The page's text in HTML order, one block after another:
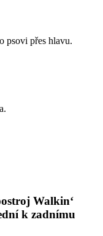
psovi přes hlavu.
Walkin‘
k zadnímu